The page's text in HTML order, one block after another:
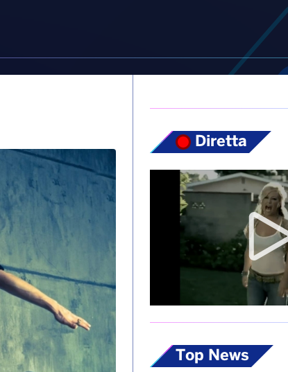
Diretta
Top News